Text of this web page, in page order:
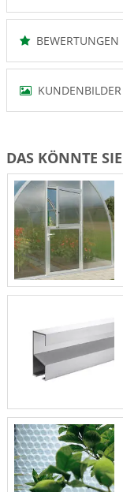
BEWERTUNGEN
DAS KÖNNTE